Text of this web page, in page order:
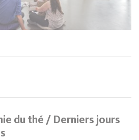
du thé / Derniers jours